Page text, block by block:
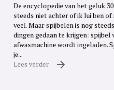
De encyclopedie van het geluk
steeds niet achter of ik lui ben
veel. Maar spijbelen is nog
dingen gedaan te krijgen: spijbel
afwasmachine wordt ingeladen.
je...
Lees verder